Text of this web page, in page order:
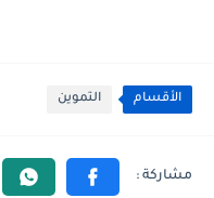
الأقسام التموين